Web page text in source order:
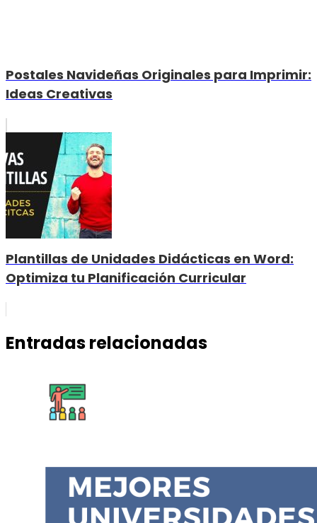
Postales Navideñas Originales para Imprimir:
Ideas Creativas
Plantillas de Unidades Didácticas en Word:
Optimiza tu Planificación Curricular
Entradas relacionadas